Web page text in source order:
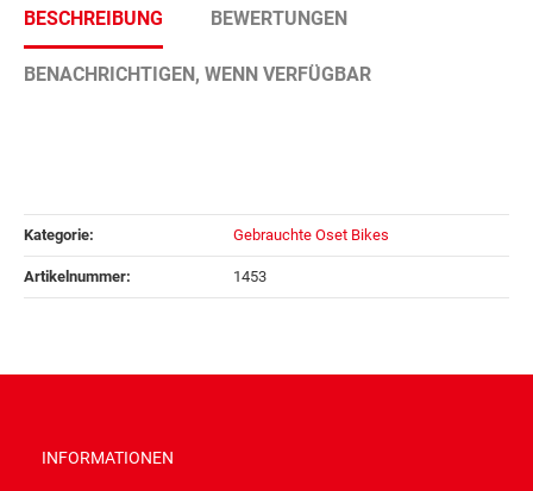
BESCHREIBUNG BEWERTUNGEN
BENACHRICHTIGEN, WENN VERFÜGBAR
Kategorie: Gebrauchte Oset Bikes
Artikelnummer: 1453
INFORMATIONEN